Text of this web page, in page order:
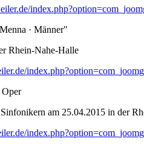
· Männer"
Rhein-Nahe-Halle
am 25.04.2015 in der